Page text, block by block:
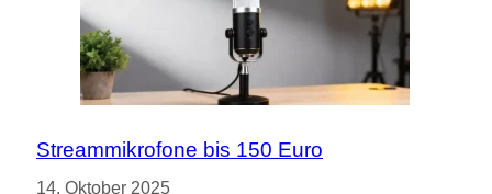
Streammikrofone bis 150 Euro
14. Oktober 2025